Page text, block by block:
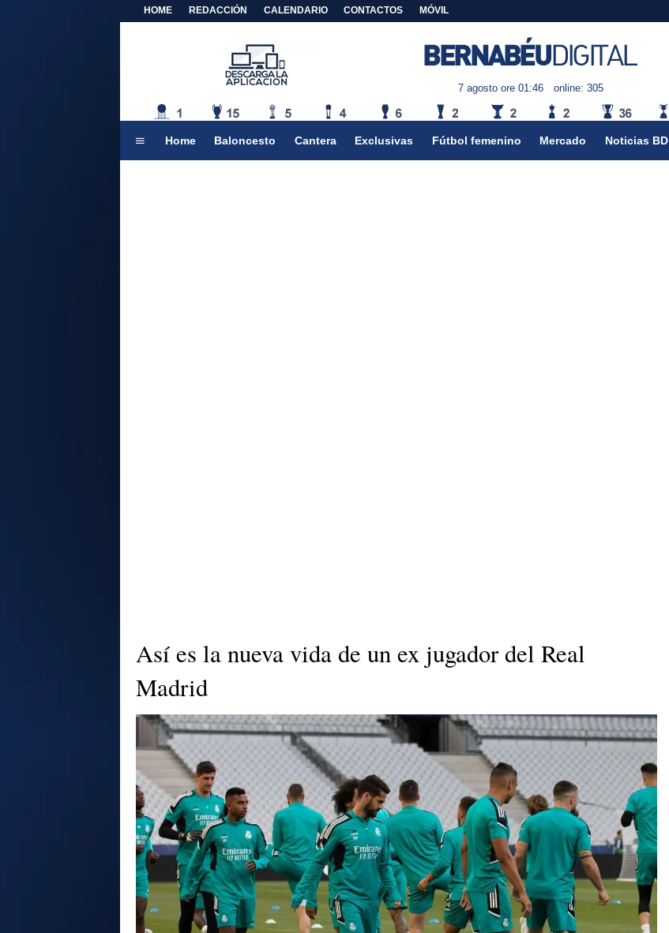
HOME REDACCIÓN CALENDARIO CONTACTOS MÓVIL
7 agosto ore 01:46 online: 305
Home Baloncesto Cantera Exclusivas Fútbol femenino Mercado Noticias BD
Así es la nueva vida de un ex jugador del Real
Madrid